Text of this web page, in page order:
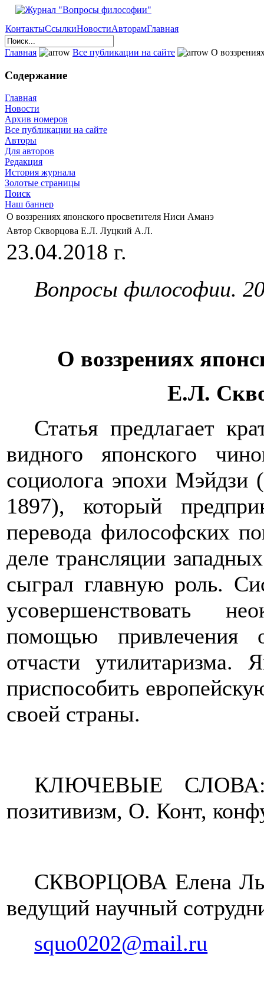
КонтактыСсылкиНовостиАвторамГлавная
Главная Все публикации на сайте О
Содержание
Главная
Новости
Архив номеров
Все публикации на сайте
Авторы
Для авторов
Редакция
История журнала
Золотые страницы
Поиск
Наш баннер
О воззрениях японского просветителя Ниси Аманэ
Автор Скворцова Е.Л. Луцкий А.Л.
23.04.2018 г.
Вопросы философии.
О воззрениях
Е.Л.
Статья предлагает
видного японского
социолога эпохи Мэйдзи
1897), который
перевода философских
деле трансляции
сыграл главную роль.
усовершенствовать
помощью привлечения
отчасти утилитаризма.
приспособить
своей страны.
КЛЮЧЕВЫЕ СЛОВА:
позитивизм, О. Конт,
СКВОРЦОВА Елена
ведущий научный
squo0202@mail.ru